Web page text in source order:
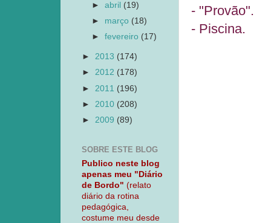
- "Provão".
- Piscina.
►abril (19)
► março (18)
►fevereiro (17)
► 2013 (174)
► 2012 (178)
► 2011 (196)
► 2010 (208)
► 2009 (89)
SOBRE ESTE BLOG
Publico neste blog
apenas meu "Diário
de Bordo" (relato
diário da rotina
pedagógica,
costume meu desde